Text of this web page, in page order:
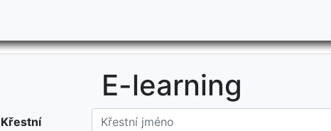
E-learning
Křestní